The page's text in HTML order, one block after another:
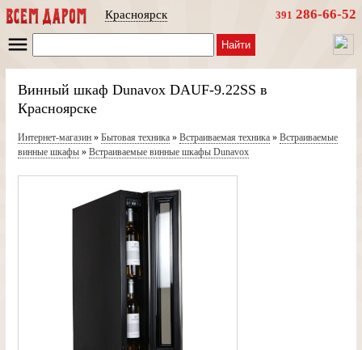
Красноярск 391 286-66-52
Найти
Винный шкаф Dunavox DAUF-9.22SS в
Красноярске
Интернет-магазин» Бытовая техника» Встраиваемая техника» Встраиваемые
винные шкафы» Встраиваемые винные шкафы Dunavox